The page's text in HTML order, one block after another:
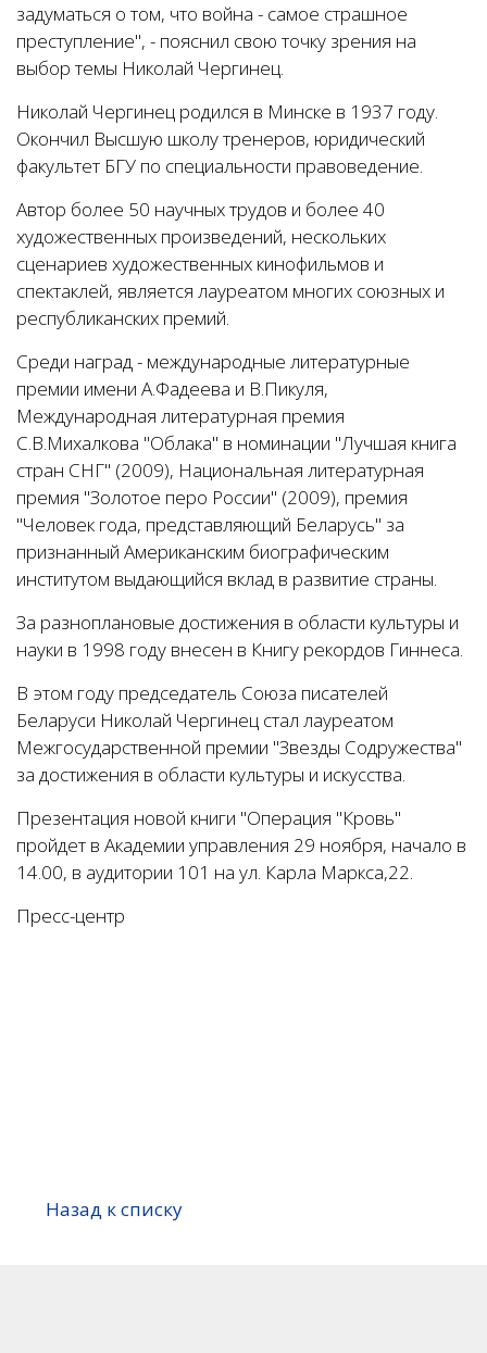
задуматься о том, что война - самое страшное
преступление", - пояснил свою точку зрения на
выбор темы Николай Чергинец.
Николай Чергинец родился в Минске в 1937 году.
Окончил Высшую школу тренеров, юридический
факультет БГУ по специальности правоведение.
Автор более 50 научных трудов и более 40
художественных произведений, нескольких
сценариев художественных кинофильмов и
спектаклей, является лауреатом многих союзных и
республиканских премий.
Среди наград - международные литературные
премии имени А.Фадеева и В.Пикуля,
Международная литературная премия
С.В.Михалкова "Облака" в номинации "Лучшая книга
стран СНГ" (2009), Национальная литературная
премия "Золотое перо России" (2009), премия
"Человек года, представляющий Беларусь" за
признанный Американским биографическим
институтом выдающийся вклад в развитие страны.
За разноплановые достижения в области культуры и
науки в 1998 году внесен в Книгу рекордов Гиннеса.
В этом году председатель Союза писателей
Беларуси Николай Чергинец стал лауреатом
Межгосударственной премии "Звезды Содружества"
за достижения в области культуры и искусства.
Презентация новой книги "Операция "Кровь"
пройдет в Академии управления 29 ноября, начало в
14.00, в аудитории 101 на ул. Карла Маркса,22.
Пресс-центр
Назад к списку